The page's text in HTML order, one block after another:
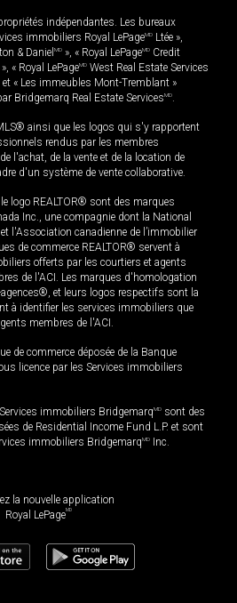
indépendantes. Les bureaux
immobiliers Royal LePageMD Ltée »,
& Daniel MD », « Royal LePageMD Credit
« Royal LePageMD West Real Estate Services
et « Les immeubles Mont-Tremblant »
Bridgemarq Real Estate ServicesMD
ainsi que les logos qui s'y rapportent
rendus par les membres
l'achat, de la vente et de la location de
d'un système de vente collaborative.
logo REALTOR® sont des marques
Inc., une compagnie dont la National
l'Association canadienne de l’immobilier
de commerce REALTOR® servent à
offerts par les courtiers et agents
de l'ACI. Les marques d'homologation
et leurs logos respectifs sont la
à identifier les services immobiliers que
membres de l'ACI.
de commerce déposée de la Banque
licence par les Services immobiliers
immobiliers BridgemarqMD sont des
de Residential Income Fund L.P. et sont
immobiliers BridgemarqMD Inc.
la nouvelle application
Royal LePageMD